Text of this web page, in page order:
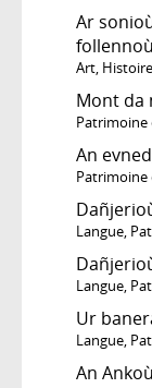
Ar
Art, Histoire
Mont da
An
Langue,
Langue,
Ur
Langue,
An